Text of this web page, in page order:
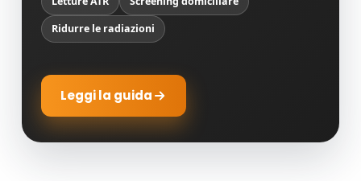
Ridurre le radiazioni
Leggi la guida